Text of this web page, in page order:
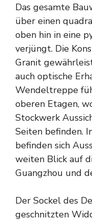
Das gesamte
über einen
oben hin in eine
verjüngt. Die
Granit
auch optische
Wendeltreppe
oberen Etagen,
Stockwerk
Seiten befinden.
befinden sich
weiten Blick auf
Guangzhou und
Der Sockel des
geschnitzten